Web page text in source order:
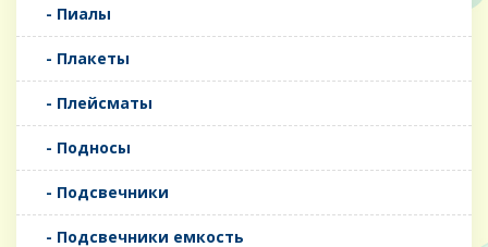
- Пиалы
- Плакеты
- Плейсматы
- Подносы
- Подсвечники
- Подсвечники емкость